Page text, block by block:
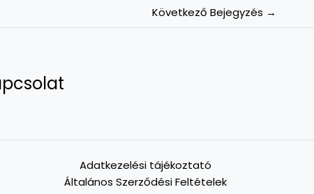
Következő Bejegyzés →
Adatkezelési tájékoztató
Általános Szerződési Feltételek